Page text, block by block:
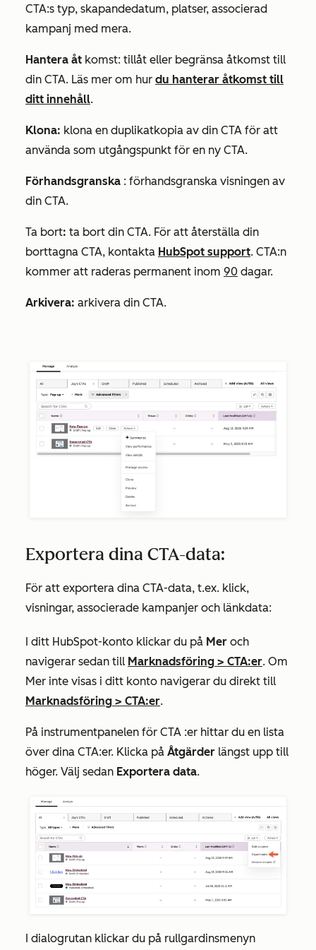
CTA:s typ, skapandedatum, platser, associerad
kampanj med mera.
Hantera åt komst: tillåt eller begränsa åtkomst till
din CTA. Läs mer om hur du hanterar åtkomst till
ditt innehåll.
Klona: klona en duplikatkopia av din CTA för att
använda som utgångspunkt för en ny CTA.
Förhandsgranska : förhandsgranska visningen av
din CTA.
Ta bort: ta bort din CTA. För att återställa din
borttagna CTA, kontakta HubSpot support. CTA:n
kommer att raderas permanent inom 90 dagar.
Arkivera: arkivera din CTA.
Exportera dina CTA-data:
För att exportera dina CTA-data, t.ex. klick,
visningar, associerade kampanjer och länkdata:
I ditt HubSpot-konto klickar du på Mer och
navigerar sedan till Marknadsföring > CTA:er. Om
Mer inte visas i ditt konto navigerar du direkt till
Marknadsföring > CTA:er.
På instrumentpanelen för CTA :er hittar du en lista
över dina CTA:er. Klicka på Åtgärder längst upp till
höger. Välj sedan Exportera data.
I dialogrutan klickar du på rullgardinsmenyn